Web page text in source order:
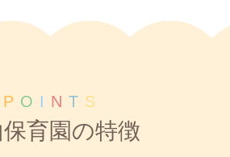
P O I N T S
育園の特徴